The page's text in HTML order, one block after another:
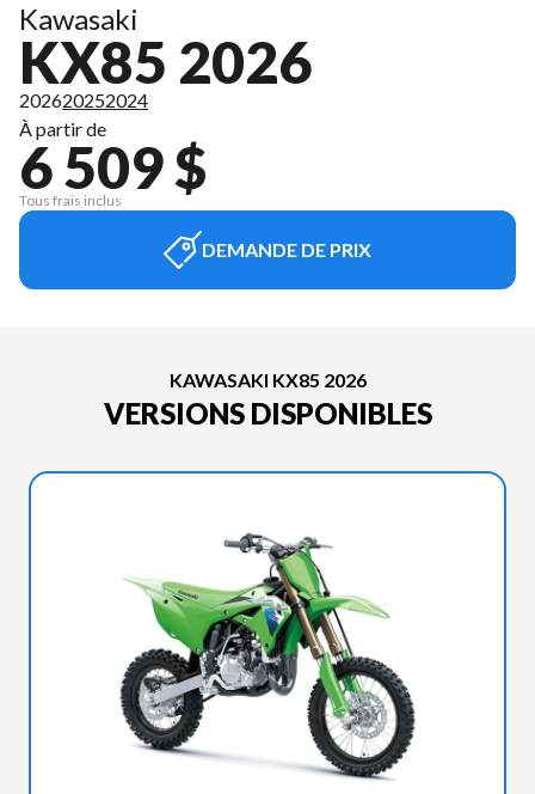
Kawasaki
KX85 2026
202620252024
À partir de
6 509 $
Tous frais inclus
DEMANDE DE PRIX
KAWASAKI KX85 2026
VERSIONS DISPONIBLES